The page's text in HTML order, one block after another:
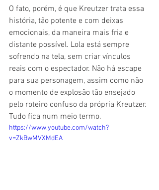
O fato, porém, é que Kreutzer trata essa
história, tão potente e com deixas
emocionais, da maneira mais fria e
distante possível. Lola está sempre
sofrendo na tela, sem criar vínculos
reais com o espectador. Não há escape
para sua personagem, assim como não
o momento de explosão tão ensejado
pelo roteiro confuso da própria Kreutzer.
Tudo fica num meio termo.
https://www.youtube.com/watch?
v=ZkBwMVXMdEA